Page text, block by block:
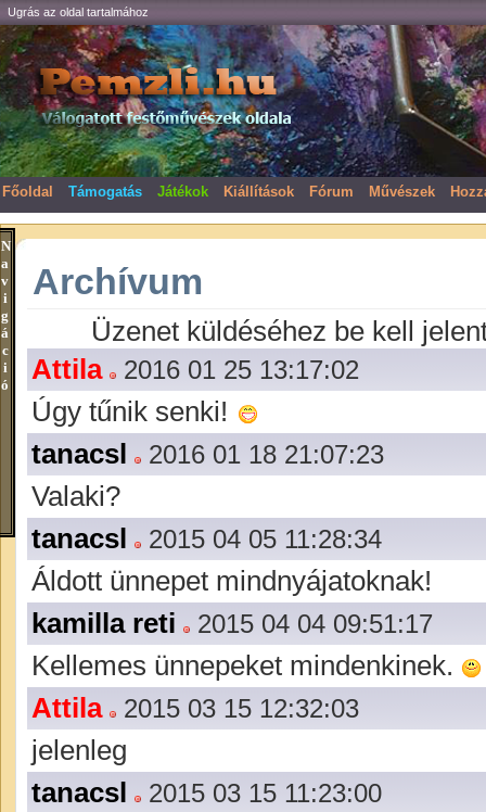
N
a
v
i
g
á
c
i
ó
Ugrás az oldal tartalmához
Főoldal Támogatás Játékok Kiállítások Fórum Művészek
Archívum
Üzenet küldéséhez be kell
Attila
2016 01 25 13:17:02
Úgy tűnik senki!
tanacsl
2016 01 18 21:07:23
Valaki?
tanacsl
2015 04 05 11:28:34
Áldott ünnepet mindnyájatoknak!
kamilla reti
2015 04 04 09:51:17
Kellemes ünnepeket mindenkinek.
Attila
2015 03 15 12:32:03
jelenleg
tanacsl
2015 03 15 11:23:00